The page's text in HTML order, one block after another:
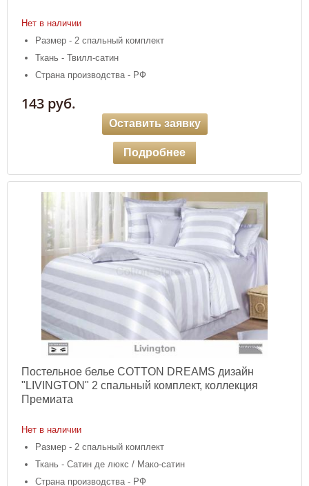
Нет в наличии
Размер - 2 спальный комплект
Ткань - Твилл-сатин
Страна производства - РФ
143 руб.
Оставить заявку
Подробнее
Постельное белье COTTON DREAMS дизайн
"LIVINGTON" 2 спальный комплект, коллекция
Премиата
Нет в наличии
Размер - 2 спальный комплект
Ткань - Сатин де люкс / Мако-сатин
Страна производства - РФ